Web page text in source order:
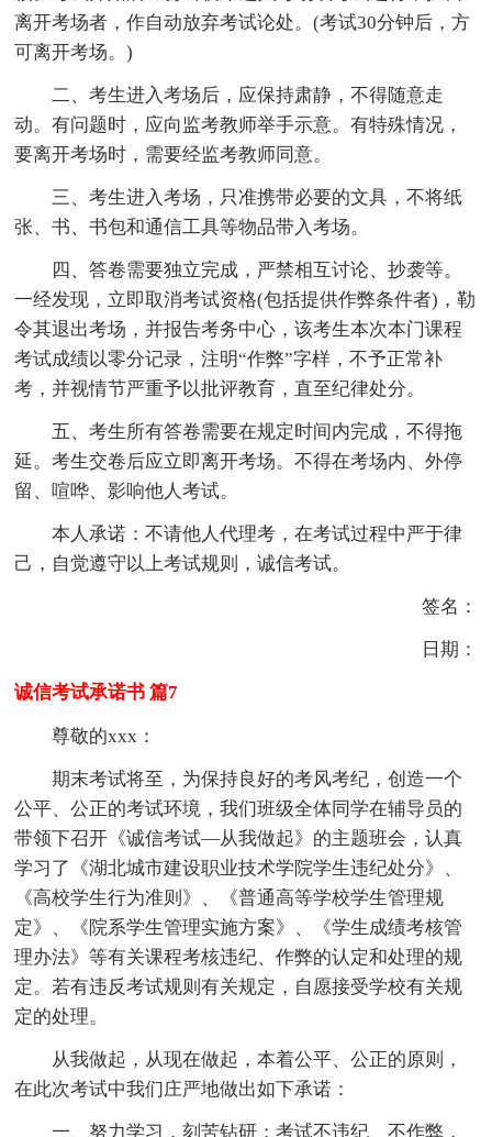
离开考场者，作自动放弃考试论处。(考试30分钟后，方
可离开考场。)
二、考生进入考场后，应保持肃静，不得随意走
动。有问题时，应向监考教师举手示意。有特殊情况，
要离开考场时，需要经监考教师同意。
三、考生进入考场，只准携带必要的文具，不将纸
张、书、书包和通信工具等物品带入考场。
四、答卷需要独立完成，严禁相互讨论、抄袭等。
一经发现，立即取消考试资格(包括提供作弊条件者)，勒
令其退出考场，并报告考务中心，该考生本次本门课程
考试成绩以零分记录，注明“作弊”字样，不予正常补
考，并视情节严重予以批评教育，直至纪律处分。
五、考生所有答卷需要在规定时间内完成，不得拖
延。考生交卷后应立即离开考场。不得在考场内、外停
留、喧哗、影响他人考试。
本人承诺：不请他人代理考，在考试过程中严于律
己，自觉遵守以上考试规则，诚信考试。
签名：
日期：
诚信考试承诺书 篇7
尊敬的xxx：
期末考试将至，为保持良好的考风考纪，创造一个
公平、公正的考试环境，我们班级全体同学在辅导员的
带领下召开《诚信考试—从我做起》的主题班会，认真
学习了《湖北城市建设职业技术学院学生违纪处分》、
《高校学生行为准则》、《普通高等学校学生管理规
定》、《院系学生管理实施方案》、《学生成绩考核管
理办法》等有关课程考核违纪、作弊的认定和处理的规
定。若有违反考试规则有关规定，自愿接受学校有关规
定的处理。
从我做起，从现在做起，本着公平、公正的原则，
在此次考试中我们庄严地做出如下承诺：
一、努力学习，刻苦钻研；考试不违纪、不作弊，